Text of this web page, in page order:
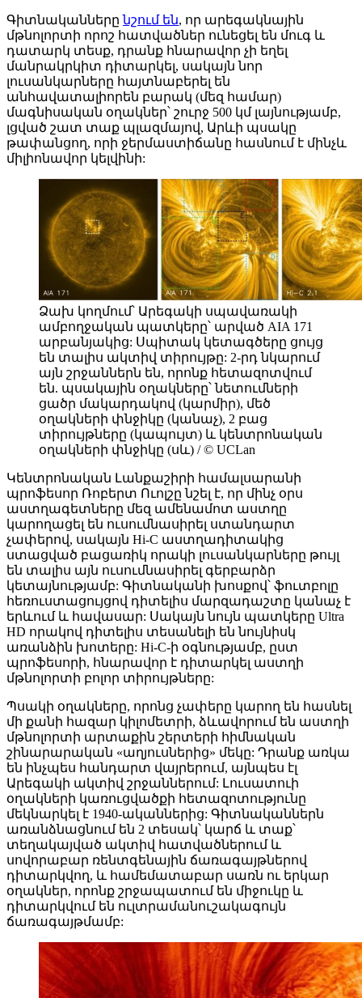
Գիտնականներընշում են, որ արեգակնային
մթնոլորտի որոշ հատվածներ ունեցել են մուգ և
դատարկ տեսք, դրանք հնարավոր չի եղել
մանրակրկիտ դիտարկել, սակայն նոր
լուսանկարները հայտնաբերել են
անհավատալիորեն բարակ (մեզ համար)
մագնիսական օղակներ՝ շուրջ 500 կմ լայնությամբ,
լցված շատ տաք պլազմայով, Արևի պսակը
թափանցող, որի ջերմաստիճանը հասնում է մինչև
միլիոնավոր կելվինի:
Ձախ կողմում՝ Արեգակի սպավառակի
ամբողջական պատկերը՝ արված AIA 171
արբանյակից: Սպիտակ կետագծերը ցույց
են տալիս ակտիվ տիրույթը: 2-րդ նկարում
այն շրջաններն են, որոնք հետազոտվում
են. պսակային օղակները՝ նետումների
ցածր մակարդակով (կարմիր), մեծ
օղակների փնջիկը (կանաչ), 2 բաց
տիրույթները (կապույտ) և կենտրոնական
օղակների փնջիկը (սև) / © UCLan
Կենտրոնական Լանքաշիրի համալսարանի
պրոֆեսոր Ռոբերտ Ուոլշը նշել է, որ մինչ օրս
աստղագետները մեզ ամենամոտ աստղը
կարողացել են ուսումնասիրել ստանդարտ
չափերով, սակայն Hi-C աստղադիտակից
ստացված բացառիկ որակի լուսանկարները թույլ
են տալիս այն ուսումնասիրել գերբարձր
կետայնությամբ: Գիտնականի խոսքով՝ ֆուտբոլը
հեռուստացույցով դիտելիս մարզադաշտը կանաչ է
երևում և հավասար: Սակայն նույն պատկերը Ultra
HD որակով դիտելիս տեսանելի են նույնիսկ
առանձին խոտերը: Hi-C-ի օգնությամբ, ըստ
պրոֆեսորի, հնարավոր է դիտարկել աստղի
մթնոլորտի բոլոր տիրույթները:
Պսակի օղակները, որոնց չափերը կարող են հասնել
մի քանի հազար կիլոմետրի, ձևավորում են աստղի
մթնոլորտի արտաքին շերտերի հիմնական
շինարարական «աղյուսներից» մեկը: Դրանք առկա
են ինչպես հանդարտ վայրերում, այնպես էլ
Արեգակի ակտիվ շրջաններում: Լուսատուի
օղակների կառուցվածքի հետազոտությունը
մեկնարկել է 1940-ականներից: Գիտնականներն
առանձնացնում են 2 տեսակ՝ կարճ և տաք՝
տեղակայված ակտիվ հատվածներում և
սովորաբար ռենտգենային ճառագայթներով
դիտարկվող, և համեմատաբար սառն ու երկար
օղակներ, որոնք շրջապատում են միջուկը և
դիտարկվում են ուլտրամանուշակագույն
ճառագայթմամբ: